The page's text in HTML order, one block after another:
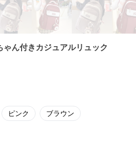
ゃん付きカジュアルリュック
ピンク ブラウン